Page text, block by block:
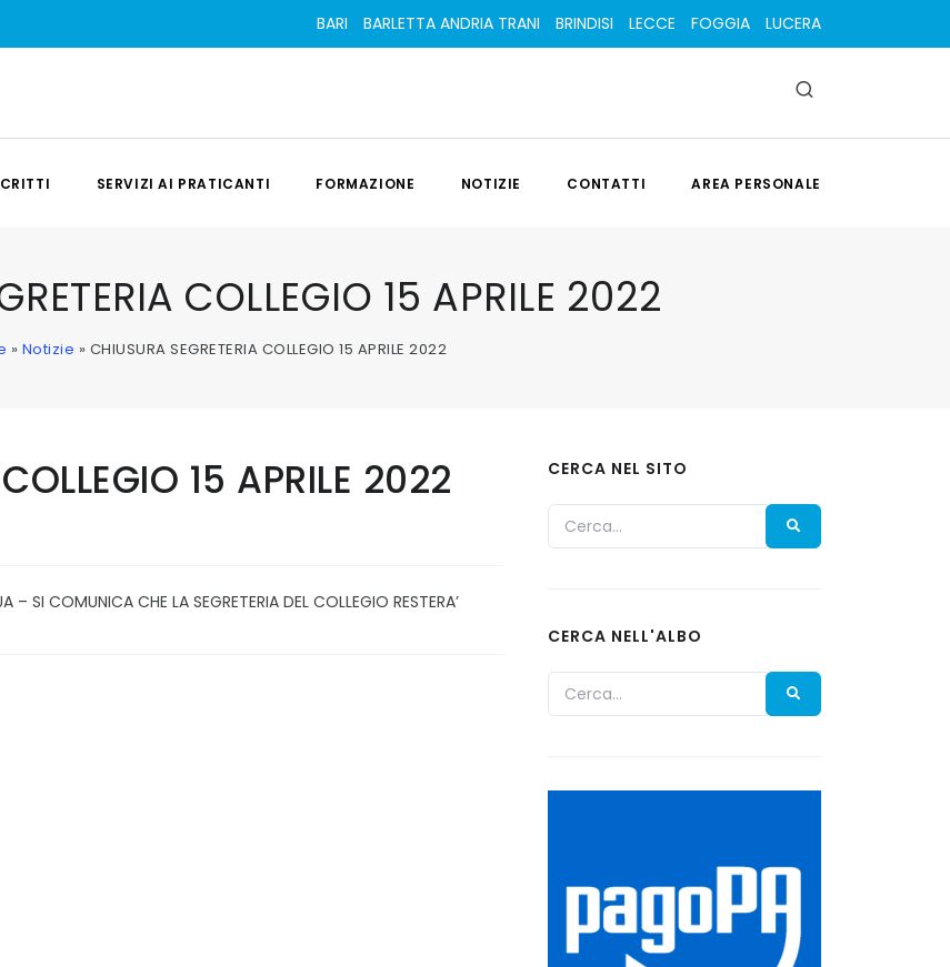
BARI BARLETTA ANDRIA TRANI BRINDISI LECCE FOGGIA LUCERA
SERVIZI AI PRATICANTI FORMAZIONE NOTIZIE CONTATTI AREA PERSONALE
COLLEGIO 15 APRILE 2022
» Notizie » CHIUSURA SEGRETERIA COLLEGIO 15 APRILE 2022
15 APRILE 2022
– SI COMUNICA CHE LA SEGRETERIA DEL COLLEGIO RESTERA’
CERCA NEL SITO
CERCA NELL'ALBO